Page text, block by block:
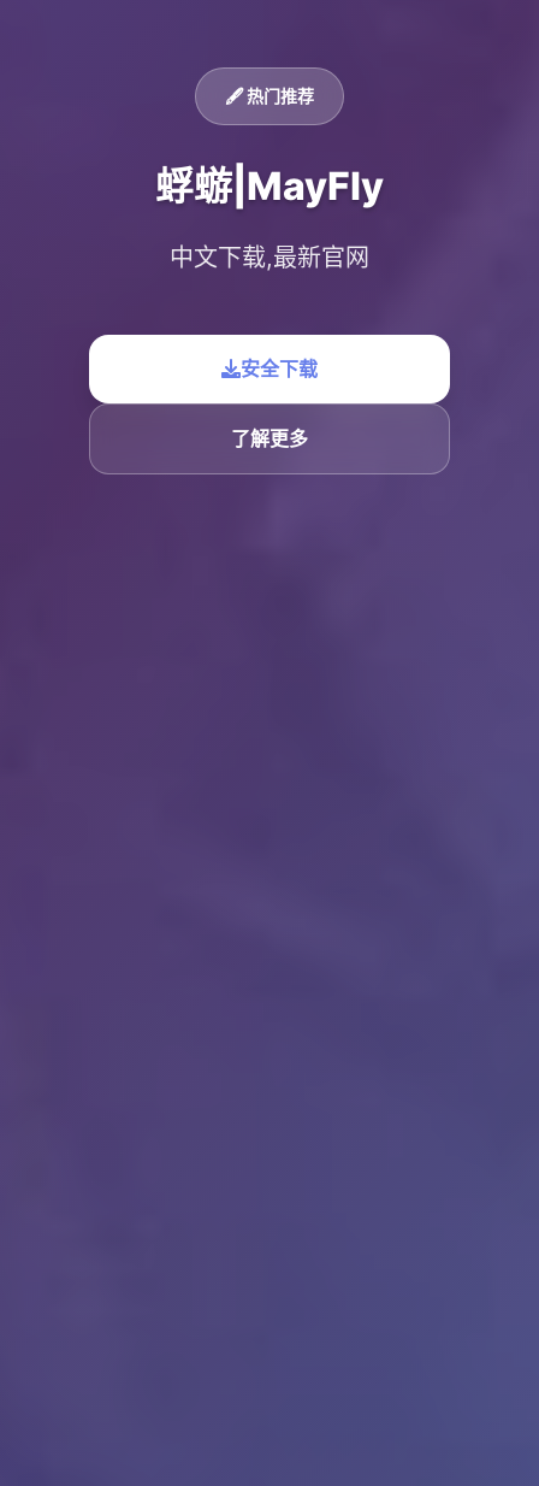
🖋️ 热门推荐
蜉蝣|MayFly
中文下载,最新官网
安全下载
了解更多